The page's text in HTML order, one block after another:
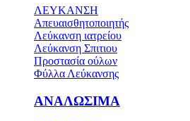
ΛΕΥΚΑΝΣΗ
Απευαισθητοποιητής
Λεύκανση ιατρείου
Λεύκανση Σπιτιου
Προστασία ούλων
Φύλλα Λεύκανσης
ΑΝΑΛΩΣΙΜΑ